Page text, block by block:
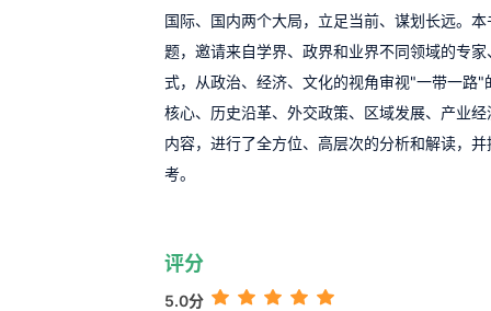
国际、国内两个大局，立足当前、谋划长远。
题，邀请来自学界、政界和业界不同领域的专
式，从政治、经济、文化的视角审视"一带一路"
核心、历史沿革、外交政策、区域发展、产业
内容，进行了全方位、高层次的分析和解读，
考。
评分
5.0分